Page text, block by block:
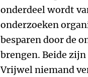
onderdeel wordt
onderzoeken
besparen door de
brengen. Beide
Vrijwel niemand